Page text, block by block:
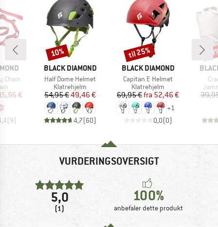
Chain
pris
€
(9)
MÆRKE
BLACK DIAMOND
Artikel
Half Dome Helmet
Produktgruppe
Klatrehjelm
Pris
54,95 €Nedsat pris
49,46 €
4,7(60)
Rabat
10%
MÆRKE
BLACK DIAMOND
Artikel
Capitan E Helmet
Produktgruppe
Klatrehjelm
Pris
69,95 € Nedsat pris
fra 52,46 €
+1
0,0(0)
Rabat
til 25%
VURDERINGSOVERSIGT
5,0
(1)
100%
anbefaler dette produkt